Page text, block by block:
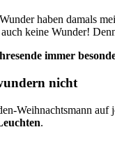
haben damals
auch keine Wunder!
immer
nicht
Weihnachtsmann
.